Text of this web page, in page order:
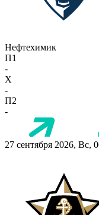
Нефтехимик
П1
-
X
-
П2
-
27 сентября 2026, Вс,